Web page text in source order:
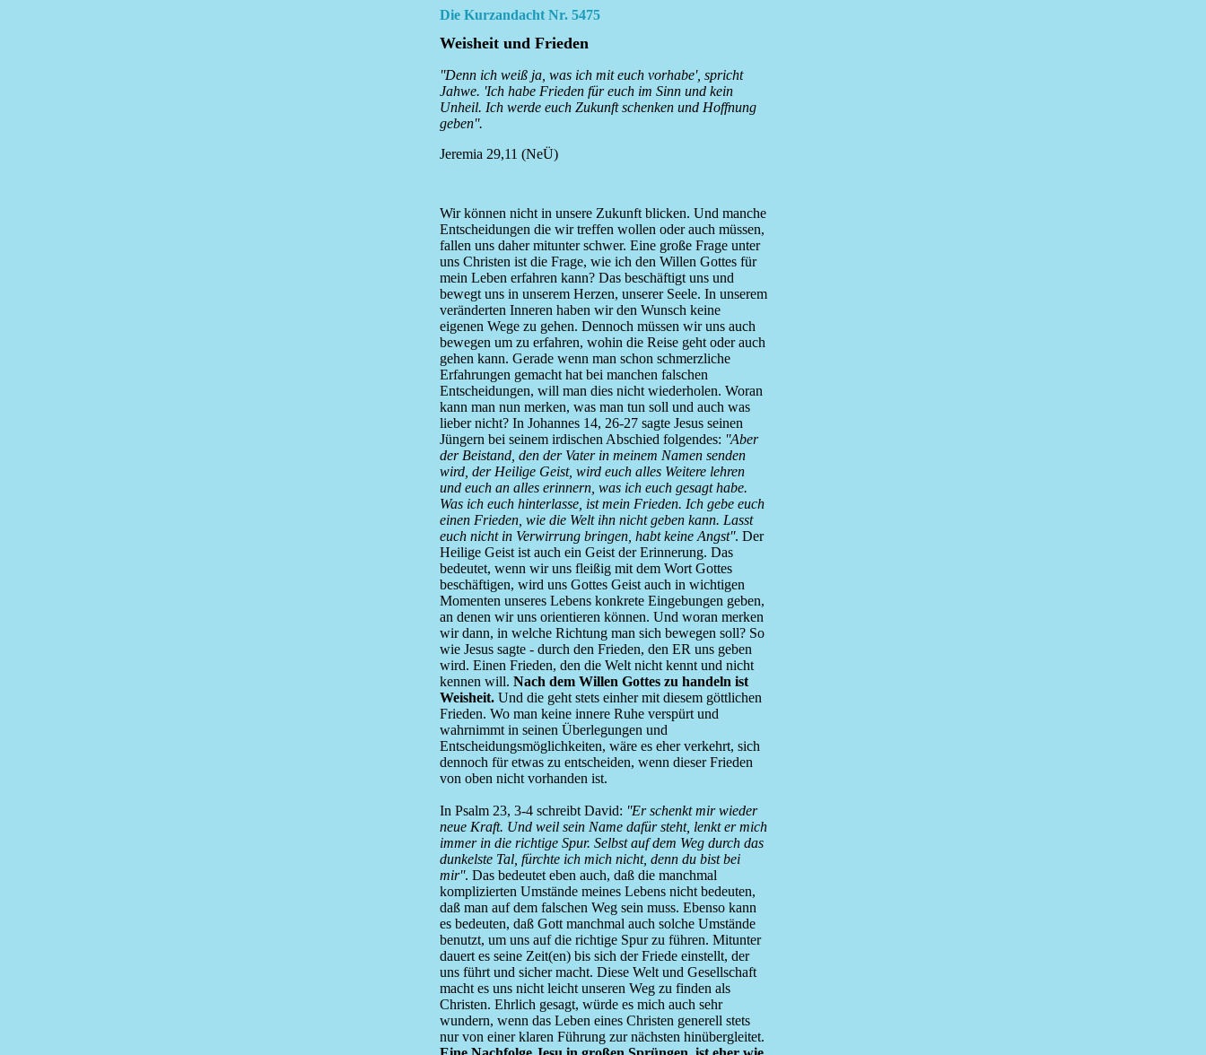
Die Kurzandacht Nr. 5475
Weisheit und Frieden
''Denn ich weiß ja, was ich mit euch vorhabe', spricht
Jahwe. 'Ich habe Frieden für euch im Sinn und kein
Unheil. Ich werde euch Zukunft schenken und Hoffnung
geben''.
Jeremia 29,11 (NeÜ)
Wir können nicht in unsere Zukunft blicken. Und manche
Entscheidungen die wir treffen wollen oder auch müssen,
fallen uns daher mitunter schwer. Eine große Frage unter
uns Christen ist die Frage, wie ich den Willen Gottes für
mein Leben erfahren kann? Das beschäftigt uns und
bewegt uns in unserem Herzen, unserer Seele. In unserem
veränderten Inneren haben wir den Wunsch keine
eigenen Wege zu gehen. Dennoch müssen wir uns auch
bewegen um zu erfahren, wohin die Reise geht oder auch
gehen kann. Gerade wenn man schon schmerzliche
Erfahrungen gemacht hat bei manchen falschen
Entscheidungen, will man dies nicht wiederholen. Woran
kann man nun merken, was man tun soll und auch was
lieber nicht? In Johannes 14, 26-27 sagte Jesus seinen
Jüngern bei seinem irdischen Abschied folgendes: ''Aber
der Beistand, den der Vater in meinem Namen senden
wird, der Heilige Geist, wird euch alles Weitere lehren
und euch an alles erinnern, was ich euch gesagt habe.
Was ich euch hinterlasse, ist mein Frieden. Ich gebe euch
einen Frieden, wie die Welt ihn nicht geben kann. Lasst
euch nicht in Verwirrung bringen, habt keine Angst''. Der
Heilige Geist ist auch ein Geist der Erinnerung. Das
bedeutet, wenn wir uns fleißig mit dem Wort Gottes
beschäftigen, wird uns Gottes Geist auch in wichtigen
Momenten unseres Lebens konkrete Eingebungen geben,
an denen wir uns orientieren können. Und woran merken
wir dann, in welche Richtung man sich bewegen soll? So
wie Jesus sagte - durch den Frieden, den ER uns geben
wird. Einen Frieden, den die Welt nicht kennt und nicht
kennen will. Nach dem Willen Gottes zu handeln ist
Weisheit.Und die geht stets einher mit diesem göttlichen
Frieden. Wo man keine innere Ruhe verspürt und
wahrnimmt in seinen Überlegungen und
Entscheidungsmöglichkeiten, wäre es eher verkehrt, sich
dennoch für etwas zu entscheiden, wenn dieser Frieden
von oben nicht vorhanden ist.
In Psalm 23, 3-4 schreibt David: ''Er schenkt mir wieder
neue Kraft. Und weil sein Name dafür steht, lenkt er mich
immer in die richtige Spur. Selbst auf dem Weg durch das
dunkelste Tal, fürchte ich mich nicht, denn du bist bei
mir''. Das bedeutet eben auch, daß die manchmal
komplizierten Umstände meines Lebens nicht bedeuten,
daß man auf dem falschen Weg sein muss. Ebenso kann
es bedeuten, daß Gott manchmal auch solche Umstände
benutzt, um uns auf die richtige Spur zu führen. Mitunter
dauert es seine Zeit(en) bis sich der Friede einstellt, der
uns führt und sicher macht. Diese Welt und Gesellschaft
macht es uns nicht leicht unseren Weg zu finden als
Christen. Ehrlich gesagt, würde es mich auch sehr
wundern, wenn das Leben eines Christen generell stets
nur von einer klaren Führung zur nächsten hinübergleitet.